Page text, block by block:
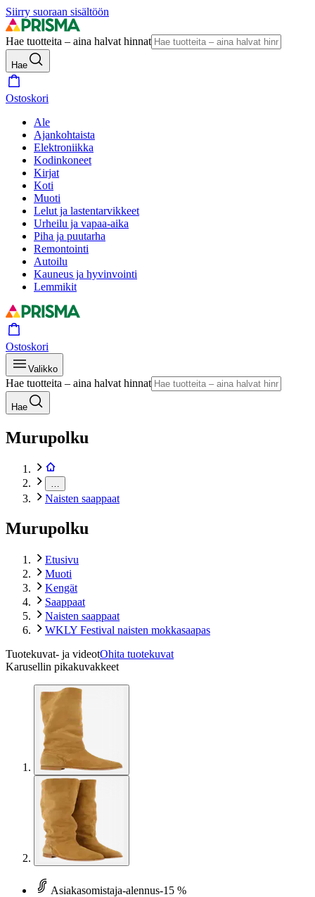
Siirry suoraan sisältöön
Hae tuotteita – aina halvat hinnat
Hae
Ostoskori
Ale
Ajankohtaista
Elektroniikka
Kodinkoneet
Kirjat
Koti
Muoti
Lelut ja lastentarvikkeet
Urheilu ja vapaa-aika
Piha ja puutarha
Remontointi
Autoilu
Kauneus ja hyvinvointi
Lemmikit
Ostoskori
Valikko
Hae tuotteita – aina halvat hinnat
Hae
Murupolku
Naisten saappaat
Murupolku
Etusivu
Muoti
Kengät
Saappaat
Naisten saappaat
WKLY Festival naisten mokkasaapas
Tuotekuvat- ja videotOhita tuotekuvat
Karusellin pikakuvakkeet
Asiakasomistaja-alennus-15 %